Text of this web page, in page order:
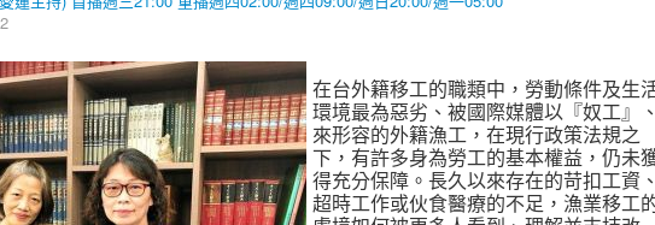
在台外籍移工的職類中，勞動條件及生
環境最為惡劣、被國際媒體以『奴工』、
來形容的外籍漁工，在現行政策法規之
下，有許多身為勞工的基本權益，仍未
得充分保障。長久以來存在的苛扣工資、
超時工作或伙食醫療的不足，漁業移工